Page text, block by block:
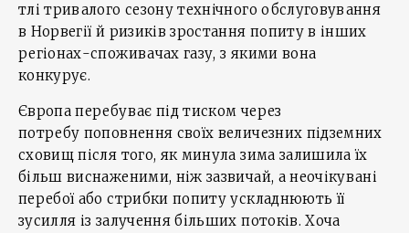
тлі тривалого сезону технічного обслуговування
в Норвегії й ризиків зростання попиту в інших
регіонах-споживачах газу, з якими вона
конкурує.
Європа перебуває під тиском через
потребу поповнення своїх величезних підземних
сховищ після того, як минула зима залишила їх
більш виснаженими, ніж зазвичай, а неочікувані
перебої або стрибки попиту ускладнюють її
зусилля із залучення більших потоків. Хоча